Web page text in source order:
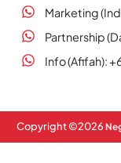
Marketing
Partnership
Info (Afifah):
Copyright ©2026